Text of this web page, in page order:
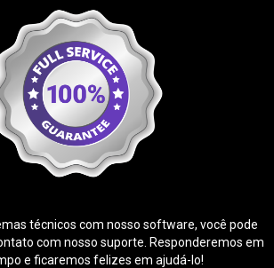
técnicos com nosso software, você pode
com nosso suporte. Responderemos em
e ficaremos felizes em ajudá-lo!